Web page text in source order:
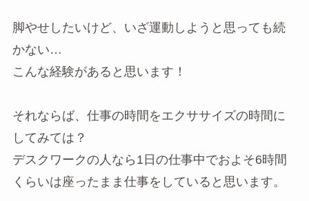
脚やせしたいけど、いざ運動しようと思っても続
かない…
こんな経験があると思います！
それならば、仕事の時間をエクササイズの時間に
してみては？
デスクワークの人なら1日の仕事中でおよそ6時間
くらいは座ったまま仕事をしていると思います。